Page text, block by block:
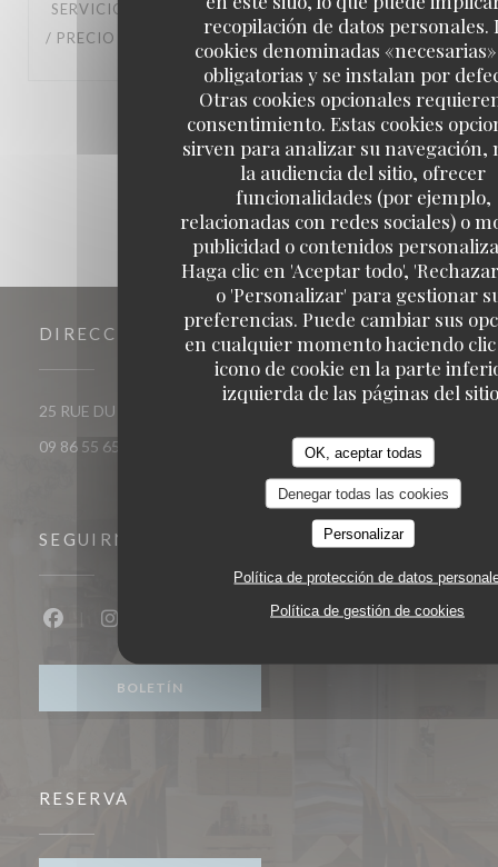
recopilación de datos personales.
cookies denominadas
obligatorias y se instalan por
Otras cookies opcionales
consentimiento. Estas cookies
sirven para analizar su navegación,
la audiencia del sitio, ofrecer
funcionalidades (por ejemplo,
relacionadas con redes sociales) o
publicidad o contenidos
Haga clic en 'Aceptar todo',
o 'Personalizar' para gestionar
preferencias. Puede cambiar sus
en cualquier momento haciendo
icono de cookie en la parte
izquierda de las páginas del
OK, aceptar todas
Denegar todas las cookies
Personalizar
Política de protección de datos
Política de gestión de cookies
SERVICIO AMBIENTE: 5 /5 MENÚ : 5/5
CALIDAD
/ PRECIO
1 2 3
DIRECCIÓN
25 RUE DU ROI DE SICILE 75004 PARIS
((abre en una nueva
09 86 55 65 65
SEGUIRNOS
BOLETÍN
RESERVA